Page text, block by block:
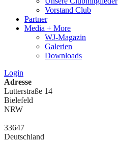
Vorstand Club
Partner
Media + More
WJ-Magazin
Galerien
Downloads
Login
Adresse
Lutterstraße 14
Bielefeld
NRW
33647
Deutschland